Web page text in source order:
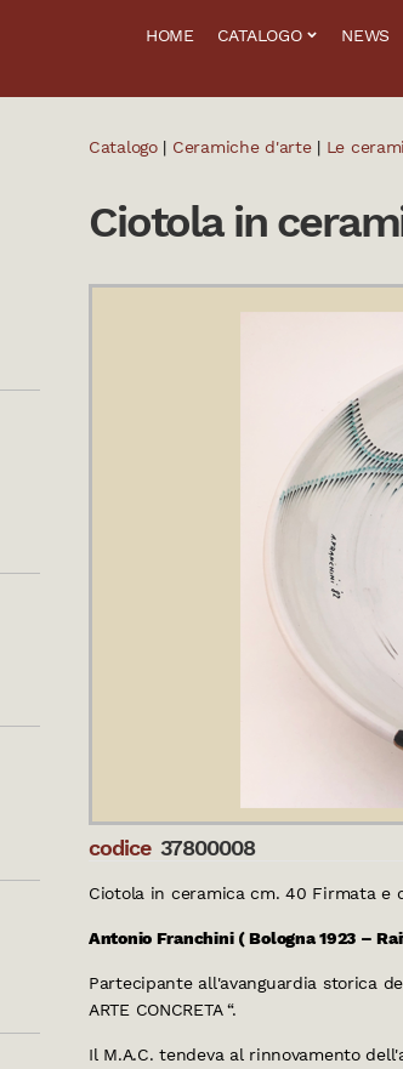
HOME CATALOGO NEWS
Catalogo| Ceramiche d'arte| Le
Ciotola in
codice 37800008
Ciotola in ceramica cm. 40 Firmata e
Antonio Franchini ( Bologna 1923 –
Partecipante all'avanguardia storica
ARTE CONCRETA “.
Il M.A.C. tendeva al rinnovamento